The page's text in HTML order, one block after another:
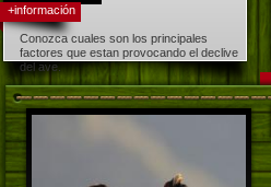
+información
Conozca cuales son los principales
factores que estan provocando el declive
del ave.